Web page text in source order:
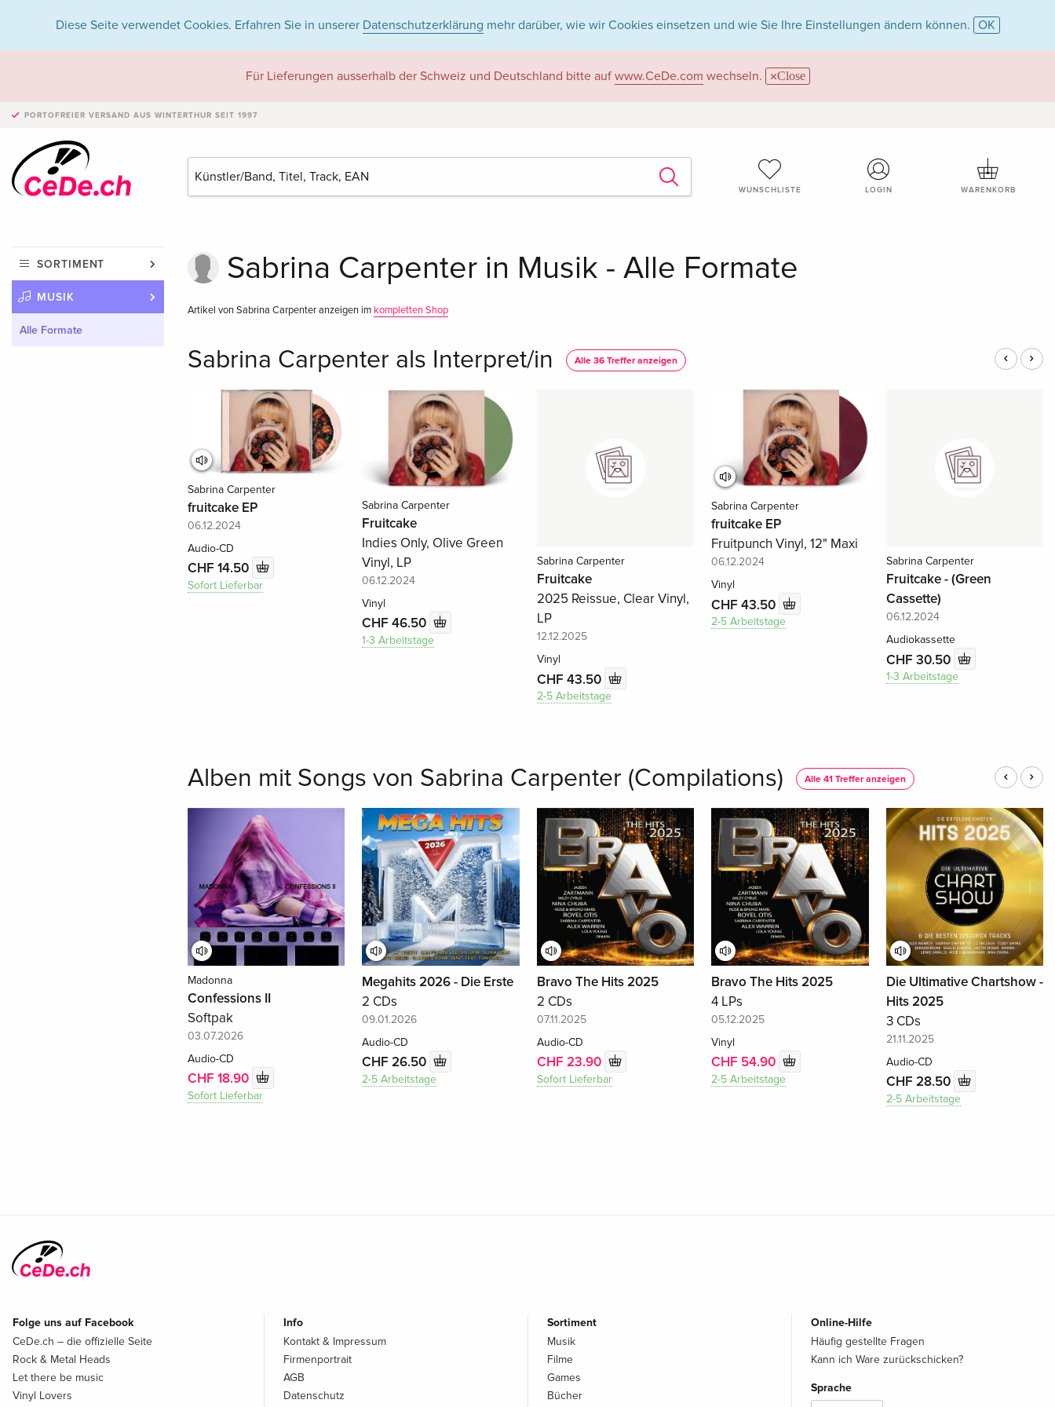
Diese Seite verwendet Cookies. Erfahren Sie in unserer Datenschutzerklärung mehr darüber, wie wir Cookies einsetzen und wie Sie Ihre Einstellungen ändern können. OK
Für Lieferungen ausserhalb der Schweiz und Deutschland bitte auf www.CeDe.com wechseln. Close
PORTOFREIER VERSAND AUS WINTERTHUR SEIT 1997
WUNSCHLISTE LOGIN WARENKORB
SORTIMENT
MUSIK
Alle Formate
Sabrina Carpenter in Musik - Alle Formate
Artikel von Sabrina Carpenter anzeigen im kompletten Shop
Sabrina Carpenter als Interpret/in Alle 36 Treffer anzeigen
Sabrina Carpenter
fruitcake EP
06.12.2024
Audio-CD
CHF 14.50
Sofort Lieferbar
Sabrina Carpenter
Fruitcake
Indies Only, Olive Green
Vinyl, LP
06.12.2024
Vinyl
CHF 46.50
1-3 Arbeitstage
Sabrina Carpenter
Fruitcake
2025 Reissue, Clear Vinyl,
LP
12.12.2025
Vinyl
CHF 43.50
2-5 Arbeitstage
Sabrina Carpenter
fruitcake EP
Fruitpunch Vinyl, 12" Maxi
06.12.2024
Vinyl
CHF 43.50
2-5 Arbeitstage
Sabrina Carpenter
Fruitcake - (Green
Cassette)
06.12.2024
Audiokassette
CHF 30.50
1-3 Arbeitstage
Alben mit Songs von Sabrina Carpenter (Compilations) Alle 41 Treffer anzeigen
Madonna
Confessions II
Softpak
03.07.2026
Audio-CD
CHF 18.90
Sofort Lieferbar
Megahits 2026 - Die Erste
2 CDs
09.01.2026
Audio-CD
CHF 26.50
2-5 Arbeitstage
Bravo The Hits 2025
2 CDs
07.11.2025
Audio-CD
CHF 23.90
Sofort Lieferbar
Bravo The Hits 2025
4 LPs
05.12.2025
Vinyl
CHF 54.90
2-5 Arbeitstage
Die Ultimative Chartshow -
Hits 2025
3 CDs
21.11.2025
Audio-CD
CHF 28.50
2-5 Arbeitstage
Folge uns auf Facebook
CeDe.ch – die offizielle Seite
Rock & Metal Heads
Let there be music
Vinyl Lovers
Info
Kontakt & Impressum
Firmenportrait
AGB
Datenschutz
Sortiment
Musik
Filme
Games
Bücher
Online-Hilfe
Häufig gestellte Fragen
Kann ich Ware zurückschicken?
Sprache